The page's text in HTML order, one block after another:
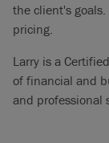
the client's
pricing.
Larry is a
of financial and
and professional